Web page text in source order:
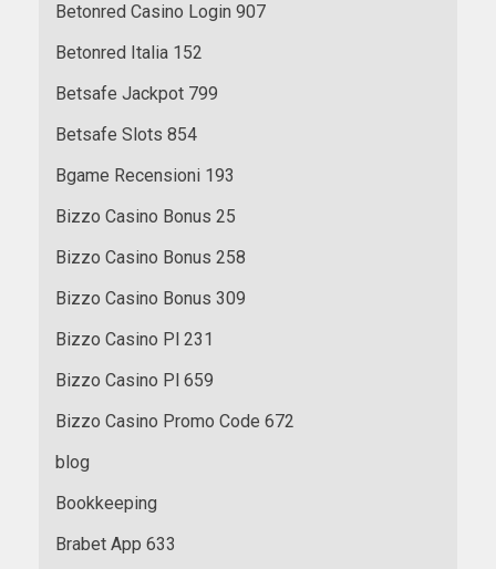
Betonred Casino Login 907
Betonred Italia 152
Betsafe Jackpot 799
Betsafe Slots 854
Bgame Recensioni 193
Bizzo Casino Bonus 25
Bizzo Casino Bonus 258
Bizzo Casino Bonus 309
Bizzo Casino Pl 231
Bizzo Casino Pl 659
Bizzo Casino Promo Code 672
blog
Bookkeeping
Brabet App 633